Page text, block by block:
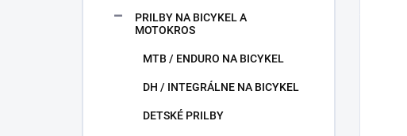
PRILBY NA BICYKEL A
MOTOKROS
MTB / ENDURO NA BICYKEL
DH / INTEGRÁLNE NA BICYKEL
DETSKÉ PRILBY